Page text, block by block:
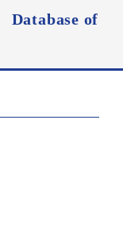
Database of